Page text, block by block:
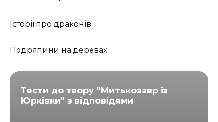
Історії про драконів
Подряпини на деревах
Тести до твору "Митькозавр із
Юрківки" з відповідями